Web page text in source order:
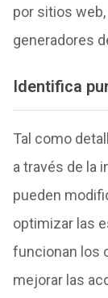
por sitios
generadores
Identifica
Tal como
a través de la
pueden
optimizar las
funcionan los
mejorar las